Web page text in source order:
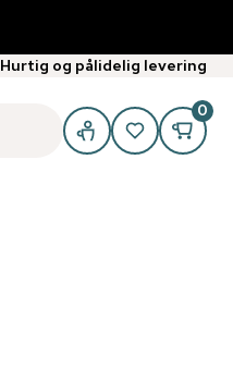
Hurtig og pålidelig levering
0